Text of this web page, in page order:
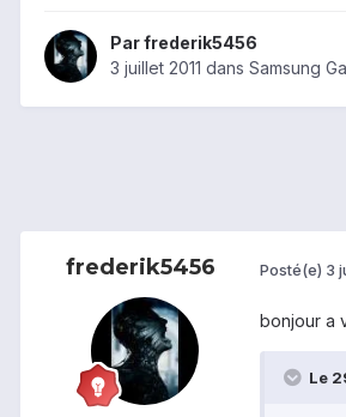
Parfrederik5456
3 juillet 2011 dans Samsung
frederik5456 Posté(e) 3
bonjour a
Le